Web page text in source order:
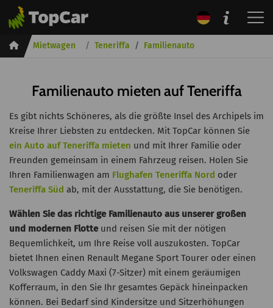
InicioMietwagen Teneriffa Familienauto
Familienauto mieten auf Teneriffa
Es gibt nichts Schöneres, als die größte Insel des Archipels im
Kreise Ihrer Liebsten zu entdecken. Mit TopCar können Sie
ein Auto auf Teneriffa mieten und mit Ihrer Familie oder
Freunden gemeinsam in einem Fahrzeug reisen. Holen Sie
Ihren Familienwagen am Flughafen Teneriffa Nord oder
Teneriffa Süd ab, mit der Ausstattung, die Sie benötigen.
Wählen Sie das richtige Familienauto aus unserer großen
und modernen Flotteund reisen Sie mit der nötigen
Bequemlichkeit, um Ihre Reise voll auszukosten. TopCar
bietet Ihnen einen Renault Megane Sport Tourer oder einen
Volkswagen Caddy Maxi (7-Sitzer) mit einem geräumigen
Kofferraum, in den Sie Ihr gesamtes Gepäck hineinpacken
können. Bei Bedarf sind Kindersitze und Sitzerhöhungen